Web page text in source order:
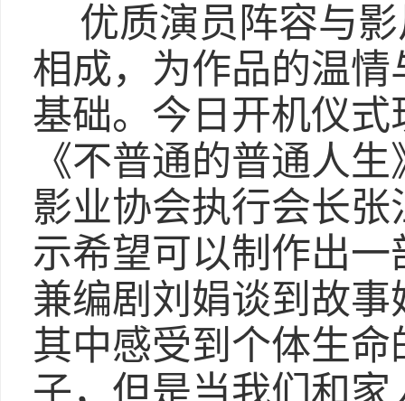
优质演员阵容与
相成，为作品的温
基础。今日开机仪
《不普通的普通人
影业协会执行会长
示希望可以制作出
兼编剧刘娟谈到故
其中感受到个体生